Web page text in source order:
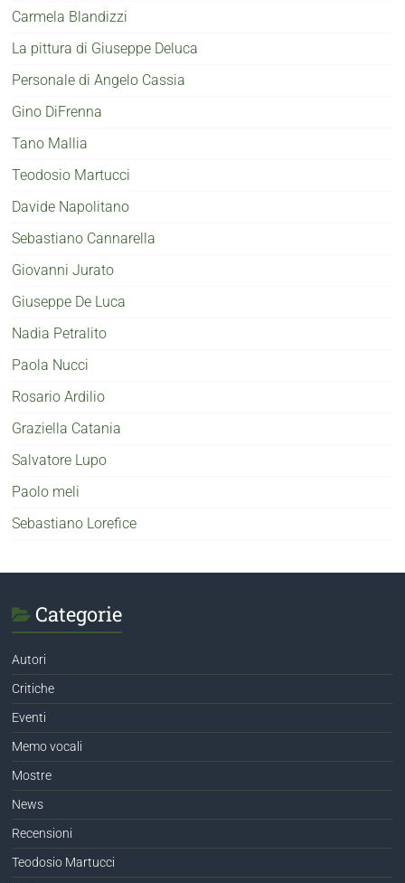
Carmela Blandizzi
La pittura di Giuseppe Deluca
Personale di Angelo Cassia
Gino DiFrenna
Tano Mallia
Teodosio Martucci
Davide Napolitano
Sebastiano Cannarella
Giovanni Jurato
Giuseppe De Luca
Nadia Petralito
Paola Nucci
Rosario Ardilio
Graziella Catania
Salvatore Lupo
Paolo meli
Sebastiano Lorefice
Categorie
Autori
Critiche
Eventi
Memo vocali
Mostre
News
Recensioni
Teodosio Martucci